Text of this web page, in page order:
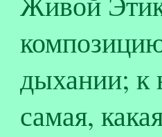
дыхании;
самая,